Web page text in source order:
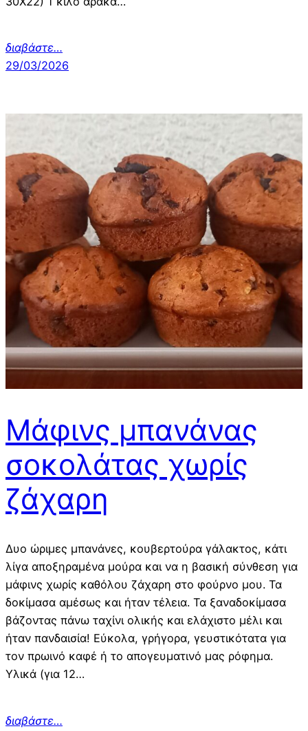
διαβάστε…
29/03/2026
Μάφινς μπανάνας
σοκολάτας χωρίς
ζάχαρη
Δυο ώριμες μπανάνες, κουβερτούρα γάλακτος, κάτι
λίγα αποξηραμένα μούρα και να η βασική σύνθεση για
μάφινς χωρίς καθόλου ζάχαρη στο φούρνο μου. Τα
δοκίμασα αμέσως και ήταν τέλεια. Τα ξαναδοκίμασα
βάζοντας πάνω ταχίνι ολικής και ελάχιστο μέλι και
ήταν πανδαισία! Εύκολα, γρήγορα, γευστικότατα για
τον πρωινό καφέ ή το απογευματινό μας ρόφημα.
Υλικά (για 12…
διαβάστε…